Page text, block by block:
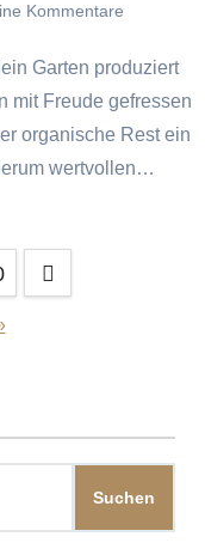
Kommentare
mit Freude gefressen
organische Rest ein
wertvollen…
Suchen